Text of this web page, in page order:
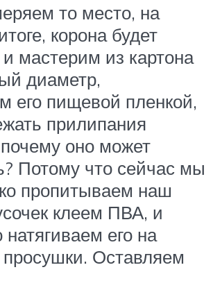
то место, на
корона будет
мастерим из картона
диаметр,
его пищевой пленкой,
прилипания
оно может
Потому что сейчас мы
пропитываем наш
клеем ПВА, и
натягиваем его на
Оставляем